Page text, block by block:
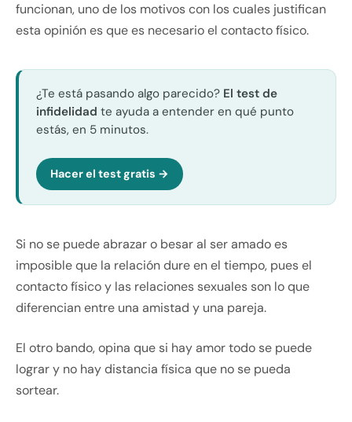
funcionan, uno de los motivos con los cuales justifican
esta opinión es que es necesario el contacto físico.
¿Te está pasando algo parecido? El test de
infidelidad te ayuda a entender en qué punto
estás, en 5 minutos.
Hacer el test gratis →
Si no se puede abrazar o besar al ser amado es
imposible que la relación dure en el tiempo, pues el
contacto físico y las relaciones sexuales son lo que
diferencian entre una amistad y una pareja.
El otro bando, opina que si hay amor todo se puede
lograr y no hay distancia física que no se pueda
sortear.